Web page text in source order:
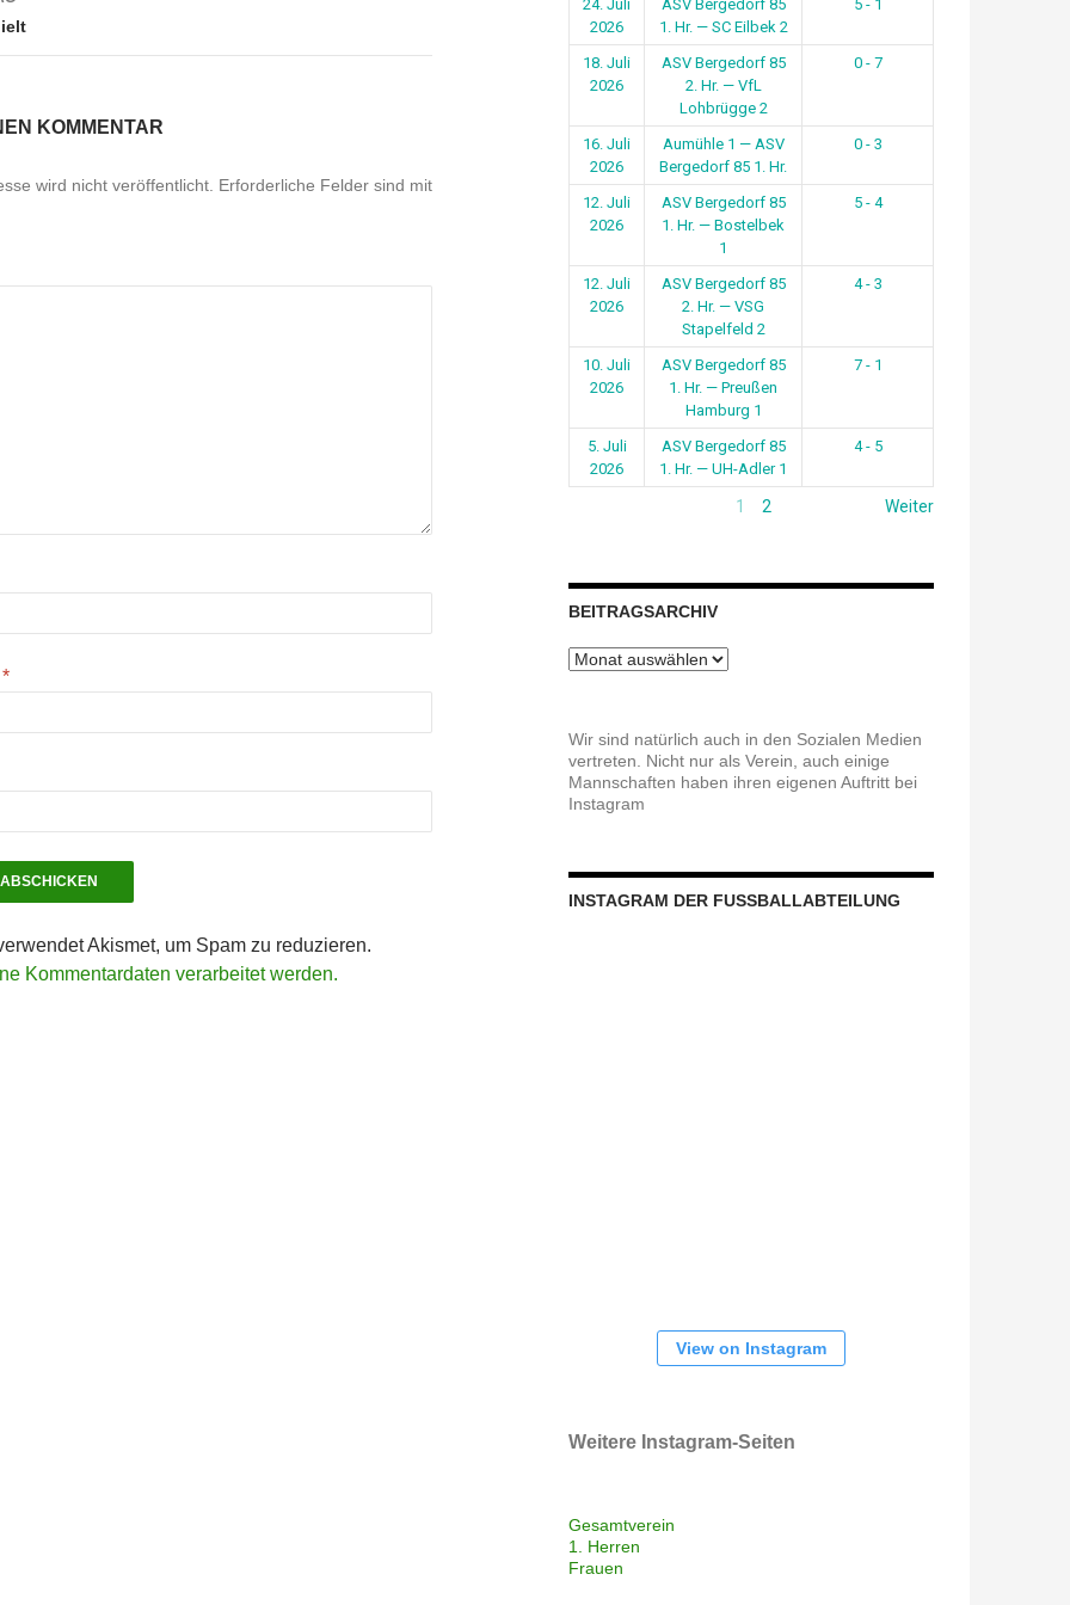
KOMMENTAR
wird nicht veröffentlicht. Erforderliche Felder sind mit
*
Akismet, um Spam zu reduzieren.
Kommentardaten verarbeitet werden.
24. Juli
2026
ASV Bergedorf 85
1. Hr. — SC Eilbek 2
5 - 1
18. Juli
2026
ASV Bergedorf 85
2. Hr. — VfL
Lohbrügge 2
0 - 7
16. Juli
2026
Aumühle 1 — ASV
Bergedorf 85 1. Hr.
0 - 3
12. Juli
2026
ASV Bergedorf 85
1. Hr. — Bostelbek
1
5 - 4
12. Juli
2026
ASV Bergedorf 85
2. Hr. — VSG
Stapelfeld 2
4 - 3
10. Juli
2026
ASV Bergedorf 85
1. Hr. — Preußen
Hamburg 1
7 - 1
5. Juli
2026
ASV Bergedorf 85
1. Hr. — UH-Adler 1
4 - 5
1 2 Weiter
BEITRAGSARCHIV
Beitragsarchiv
Wir sind natürlich auch in den Sozialen Medien
vertreten. Nicht nur als Verein, auch einige
Mannschaften haben ihren eigenen Auftritt bei
Instagram
INSTAGRAM DER FUSSBALLABTEILUNG
View on Instagram
Weitere Instagram-Seiten
Gesamtverein
1. Herren
Frauen